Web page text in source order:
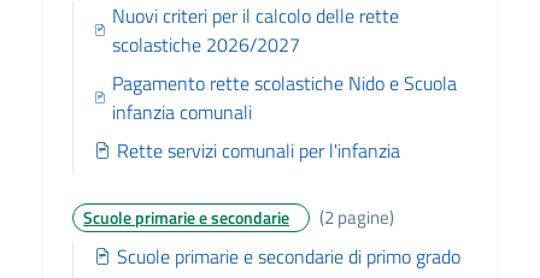
Nuovi criteri per il calcolo delle rette
scolastiche 2026/2027
Pagamento rette scolastiche Nido e Scuola
infanzia comunali
Rette servizi comunali per l'infanzia
Scuole primarie e secondarie (2 pagine)
Scuole primarie e secondarie di primo grado